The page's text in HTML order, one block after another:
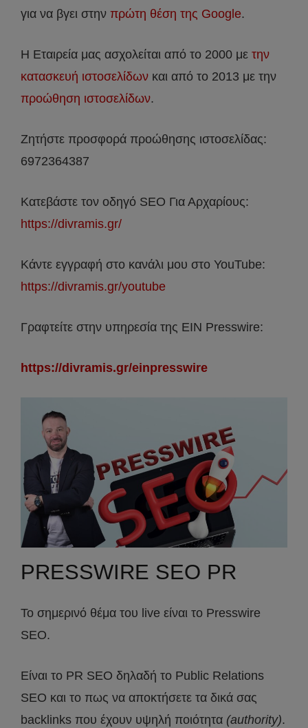
για να βγει στην πρώτη θέση της Google.
Η Εταιρεία μας ασχολείται από το 2000 με την
κατασκευή ιστοσελίδων και από το 2013 με την
προώθηση ιστοσελίδων.
Ζητήστε προσφορά προώθησης ιστοσελίδας:
6972364387
Κατεβάστε τον οδηγό SEO Για Αρχαρίους:
https://divramis.gr/
Κάντε εγγραφή στο κανάλι μου στο YouTube:
https://divramis.gr/youtube
Γραφτείτε στην υπηρεσία της EIN Presswire:
https://divramis.gr/einpresswire
PRESSWIRE SEO PR
Το σημερινό θέμα του live είναι το Presswire
SEO.
Είναι το PR SEO δηλαδή το Public Relations
SEO και το πως να αποκτήσετε τα δικά σας
backlinks που έχουν υψηλή ποιότητα (authority).